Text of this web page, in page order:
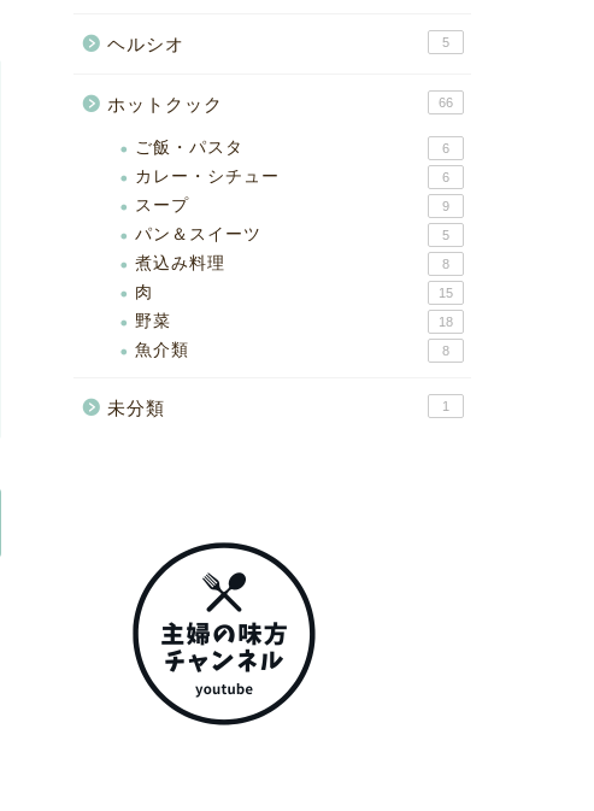
ヘルシオ 5
ホットクック 66
ご飯・パスタ 6
カレー・シチュー 6
スープ 9
パン＆スイーツ 5
煮込み料理 8
肉 15
野菜 18
魚介類 8
未分類 1